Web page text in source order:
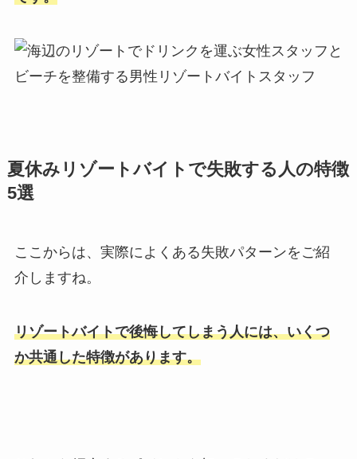
夏休みリゾートバイトで失敗する人の特徴
5選
ここからは、実際によくある失敗パターンをご紹
介しますね。
リゾートバイトで後悔してしまう人には、いくつ
か共通した特徴があります。